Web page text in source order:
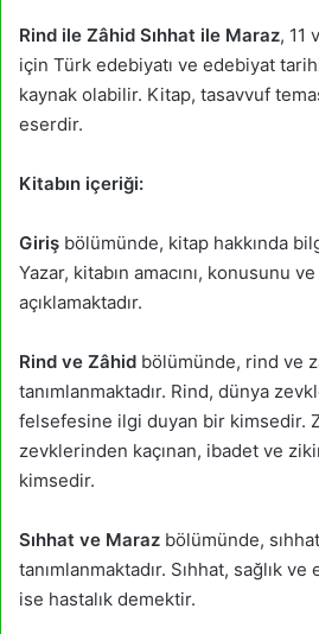
Rind ile Zâhid Sıhhat ile Maraz, 11
için Türk edebiyatı ve edebiyat
kaynak olabilir. Kitap, tasavvuf
eserdir.
Kitabın içeriği:
Giriş bölümünde, kitap hakkında
Yazar, kitabın amacını, konusunu
açıklamaktadır.
Rind ve Zâhid bölümünde, rind ve
tanımlanmaktadır. Rind, dünya
felsefesine ilgi duyan bir kimsedir.
zevklerinden kaçınan, ibadet ve
kimsedir.
Sıhhat ve Maraz bölümünde,
tanımlanmaktadır. Sıhhat, sağlık
ise hastalık demektir.